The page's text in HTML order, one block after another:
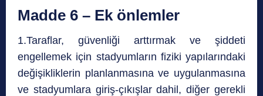
Madde 6 – Ek önlemler
1.Taraflar, güvenliği arttırmak ve şiddeti
engellemek için stadyumların fiziki yapılarındaki
değişikliklerin planlanmasına ve uygulanmasına
ve stadyumlara giriş-çıkışlar dahil, diğer gerekli